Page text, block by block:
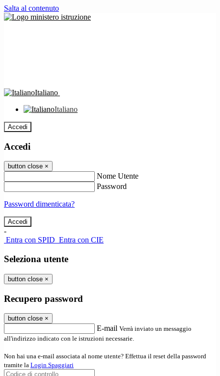
Salta al contenuto
Italiano
Italiano
Accedi
Accedi
button close ×
Nome Utente
Password
Password dimenticata?
-
Entra con SPID Entra con CIE
Seleziona utente
button close ×
Recupero password
button close ×
E-mail Verrà inviato un messaggio
all'indirizzo indicato con le istruzioni necessarie.
Non hai una e-mail associata al nome utente? Effettua il reset della password
tramite la Login Spaggiari